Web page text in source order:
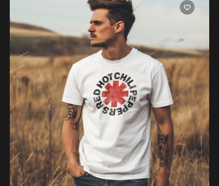
plusieurs
variations.
Les
options
peuvent
être
choisies
sur
la
du
produit